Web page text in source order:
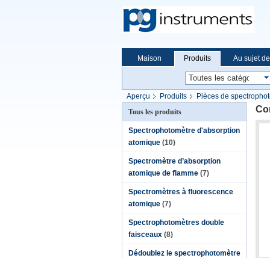
Maison Produits Au sujet
Aperçu Produits
Pièces de
Tous les produits
Spectrophotomètre d'absorption
atomique (10)
Spectromètre d’absorption
atomique de flamme (7)
Spectromètres à fluorescence
atomique (7)
Spectrophotomètres double
faisceaux (8)
Dédoublez le spectrophotomètre